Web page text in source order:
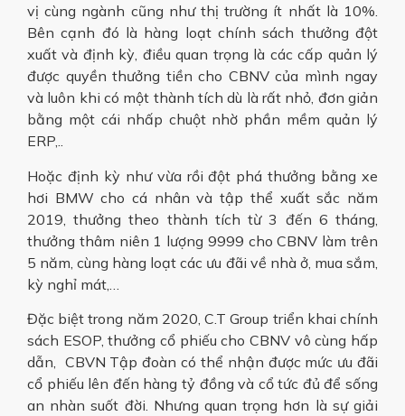
vị cùng ngành cũng như thị trường ít nhất là 10%.
Bên cạnh đó là hàng loạt chính sách thưởng đột
xuất và định kỳ, điều quan trọng là các cấp quản lý
được quyền thưởng tiền cho CBNV của mình ngay
và luôn khi có một thành tích dù là rất nhỏ, đơn giản
bằng một cái nhấp chuột nhờ phần mềm quản lý
ERP,..
Hoặc định kỳ như vừa rồi đột phá thưởng bằng xe
hơi BMW cho cá nhân và tập thể xuất sắc năm
2019, thưởng theo thành tích từ 3 đến 6 tháng,
thưởng thâm niên 1 lượng 9999 cho CBNV làm trên
5 năm, cùng hàng loạt các ưu đãi về nhà ở, mua sắm,
kỳ nghỉ mát,…
Đặc biệt trong năm 2020, C.T Group triển khai chính
sách ESOP, thưởng cổ phiếu cho CBNV vô cùng hấp
dẫn, CBVN Tập đoàn có thể nhận được mức ưu đãi
cổ phiếu lên đến hàng tỷ đồng và cổ tức đủ để sống
an nhàn suốt đời. Nhưng quan trọng hơn là sự giải